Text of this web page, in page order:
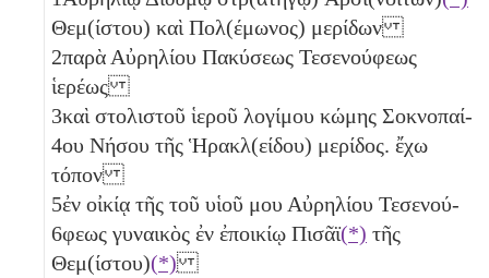
Θεμ(ίστου) καὶ Πολ(έμωνος) μερίδων
2παρὰ Αὐρηλίου Πακύσεως Τεσενούφεως
ἱερέως
3καὶ στολιστοῦ ἱεροῦ λογίμου κώμης Σοκνοπαί-
4ου Νήσου τῆς Ἡρακλ(είδου) μερίδος. ἔχω
τόπον
5ἐν οἰκίᾳ τῆς τοῦ υἱοῦ μου Αὐρηλίου Τεσενού-
6φεως γυναικὸς ἐν ἐποικίῳ Πισᾶϊ(*) τῆς
Θεμ(ίστου)(*)